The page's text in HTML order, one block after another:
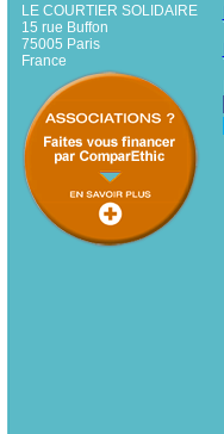
LE COURTIER SOLIDAIRE
15 rue Buffon
75005 Paris
France